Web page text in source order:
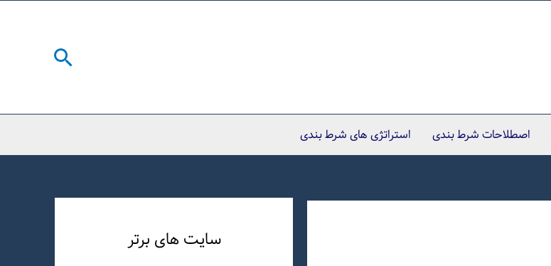
جستجو
اصطلاحات شرط بندی استراتژی های شرط بندی
سایت های برتر